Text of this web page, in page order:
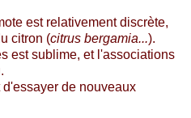
est relativement discrète,
citron (citrus bergamia...).
est sublime, et l'associations
de nouveaux